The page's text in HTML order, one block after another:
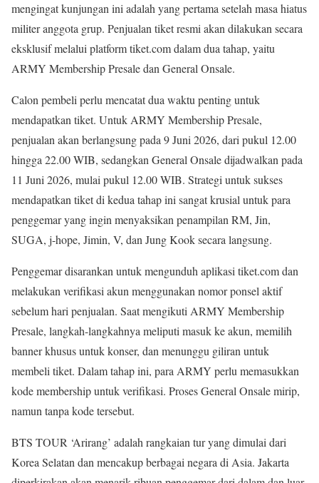
mengingat kunjungan ini adalah yang pertama setelah masa hiatus
militer anggota grup. Penjualan tiket resmi akan dilakukan secara
eksklusif melalui platform tiket.com dalam dua tahap, yaitu
ARMY Membership Presale dan General Onsale.
Calon pembeli perlu mencatat dua waktu penting untuk
mendapatkan tiket. Untuk ARMY Membership Presale,
penjualan akan berlangsung pada 9 Juni 2026, dari pukul 12.00
hingga 22.00 WIB, sedangkan General Onsale dijadwalkan pada
11 Juni 2026, mulai pukul 12.00 WIB. Strategi untuk sukses
mendapatkan tiket di kedua tahap ini sangat krusial untuk para
penggemar yang ingin menyaksikan penampilan RM, Jin,
SUGA, j-hope, Jimin, V, dan Jung Kook secara langsung.
Penggemar disarankan untuk mengunduh aplikasi tiket.com dan
melakukan verifikasi akun menggunakan nomor ponsel aktif
sebelum hari penjualan. Saat mengikuti ARMY Membership
Presale, langkah-langkahnya meliputi masuk ke akun, memilih
banner khusus untuk konser, dan menunggu giliran untuk
membeli tiket. Dalam tahap ini, para ARMY perlu memasukkan
kode membership untuk verifikasi. Proses General Onsale mirip,
namun tanpa kode tersebut.
BTS TOUR ‘Arirang’ adalah rangkaian tur yang dimulai dari
Korea Selatan dan mencakup berbagai negara di Asia. Jakarta